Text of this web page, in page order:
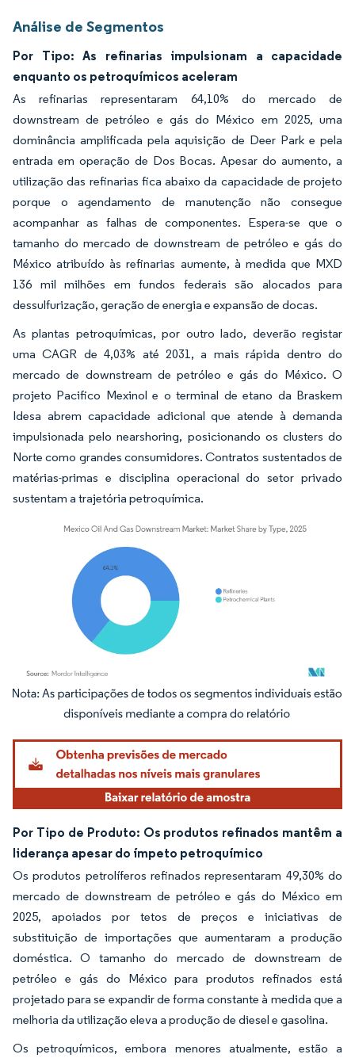
Análise de Segmentos
Por Tipo: As refinarias impulsionam a capacidade
enquanto os petroquímicos aceleram
As refinarias representaram 64,10% do mercado de
downstream de petróleo e gás do México em 2025, uma
dominância amplificada pela aquisição de Deer Park e pela
entrada em operação de Dos Bocas. Apesar do aumento, a
utilização das refinarias fica abaixo da capacidade de projeto
porque o agendamento de manutenção não consegue
acompanhar as falhas de componentes. Espera-se que o
tamanho do mercado de downstream de petróleo e gás do
México atribuído às refinarias aumente, à medida que MXD
136 mil milhões em fundos federais são alocados para
dessulfurização, geração de energia e expansão de docas.
As plantas petroquímicas, por outro lado, deverão registar
uma CAGR de 4,03% até 2031, a mais rápida dentro do
mercado de downstream de petróleo e gás do México. O
projeto Pacifico Mexinol e o terminal de etano da Braskem
Idesa abrem capacidade adicional que atende à demanda
impulsionada pelo nearshoring, posicionando os clusters do
Norte como grandes consumidores. Contratos sustentados de
matérias-primas e disciplina operacional do setor privado
sustentam a trajetória petroquímica.
Imagem © Mordor Intelligence. O reuso requer atribuição conforme CC BY 4.0.
Por Tipo de Produto: Os produtos refinados mantêm a
liderança apesar do ímpeto petroquímico
Os produtos petrolíferos refinados representaram 49,30% do
mercado de downstream de petróleo e gás do México em
2025, apoiados por tetos de preços e iniciativas de
substituição de importações que aumentaram a produção
doméstica. O tamanho do mercado de downstream de
petróleo e gás do México para produtos refinados está
projetado para se expandir de forma constante à medida que a
melhoria da utilização eleva a produção de diesel e gasolina.
Os petroquímicos, embora menores atualmente, estão a